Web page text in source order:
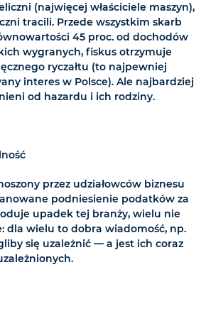
(najwięcej właściciele maszyn),
tracili. Przede wszystkim skarb
45 proc. od dochodów
wygranych, fiskus otrzymuje
ryczałtu (to najpewniej
interes w Polsce). Ale najbardziej
od hazardu i ich rodziny.
przez udziałowców biznesu
podniesienie podatków za
upadek tej branży, wielu nie
dla wielu to dobra wiadomość, np.
się uzależnić — a jest ich coraz